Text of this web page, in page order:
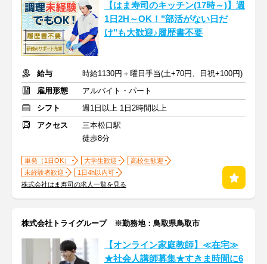
【はま寿司のキッチン(17時～)】週
1日2H～OK！"部活がない日だ
け"も大歓迎♪履歴書不要
給与
時給1130円＋曜日手当(土+70円、日祝+100円)
雇用形態
アルバイト・パート
シフト
週1日以上 1日2時間以上
アクセス
三本松口駅
徒歩8分
単発（1日OK） 大学生歓迎
高校生歓迎
未経験者歓迎
1日4h以内可
株式会社はま寿司の求人一覧を見る
株式会社トライグループ ※勤務地：鳥取県鳥取市
【オンライン家庭教師】≪在宅≫
★社会人講師募集★すきま時間に6